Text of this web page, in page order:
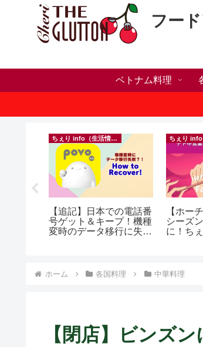
フー
ベトナム料理
ちぇり info（生活情報）
【追記】日本での電話番
号ゲット＆キープ！機種
変時のデータ移行に失敗
【ホー
シーズ
に！ち
ト中営
ホーム 各国料理 中華料理
【閉店】ビンズ